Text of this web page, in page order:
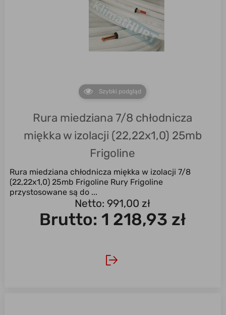
Szybki podgląd
Rura miedziana 7/8 chłodnicza
miękka w izolacji (22,22x1,0) 25mb
Frigoline
Rura miedziana chłodnicza miękka w izolacji 7/8
(22,22x1,0) 25mb Frigoline Rury Frigoline
przystosowane są do ...
Netto: 991,00 zł
Brutto:1 218,93 zł